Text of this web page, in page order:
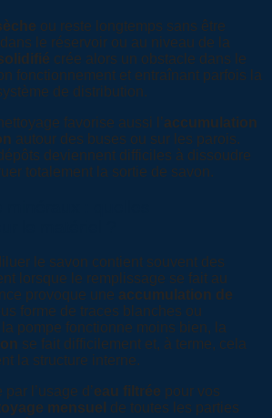
ou reste longtemps sans être
le réservoir ou au niveau de la
crée alors un obstacle dans le
fonctionnement et entraînant parfois la
de distribution.
favorise aussi l’accumulation
autour des buses ou sur les parois.
deviennent difficiles à dissoudre
totalement la sortie de savon.
le savon contient souvent des
lorsque le remplissage se fait au
provoque une accumulation de
forme de traces blanches ou
pompe fonctionne moins bien, la
se fait difficilement et, à terme, cela
la structure interne.
l’usage d’eau filtrée pour vos
mensuel de toutes les parties